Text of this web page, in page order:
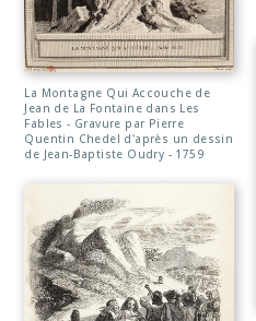
La Montagne Qui Accouche de
Jean de La Fontaine dans Les
Fables - Gravure par Pierre
Quentin Chedel d'après un dessin
de Jean-Baptiste Oudry - 1759